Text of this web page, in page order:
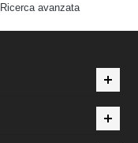
Ricerca avanzata